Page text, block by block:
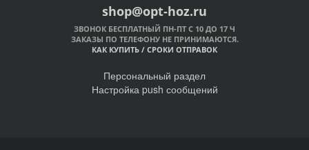
shop@opt-hoz.ru
ЗВОНОК БЕСПЛАТНЫЙ ПН-ПТ С 10 ДО 17 Ч
ЗАКАЗЫ ПО ТЕЛЕФОНУ НЕ ПРИНИМАЮТСЯ.
КАК КУПИТЬ / СРОКИ ОТПРАВОК
Персональный раздел
Настройка push сообщений